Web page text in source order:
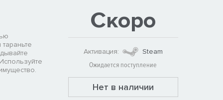
Скоро
Активация:
Steam
Ожидается поступление
Нет в наличии